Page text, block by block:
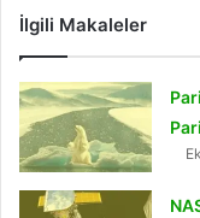
İlgili Makaleler